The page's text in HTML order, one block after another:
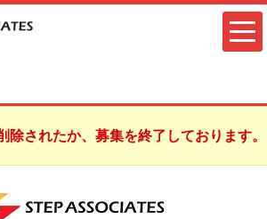
除されたか、募集を終了しております。